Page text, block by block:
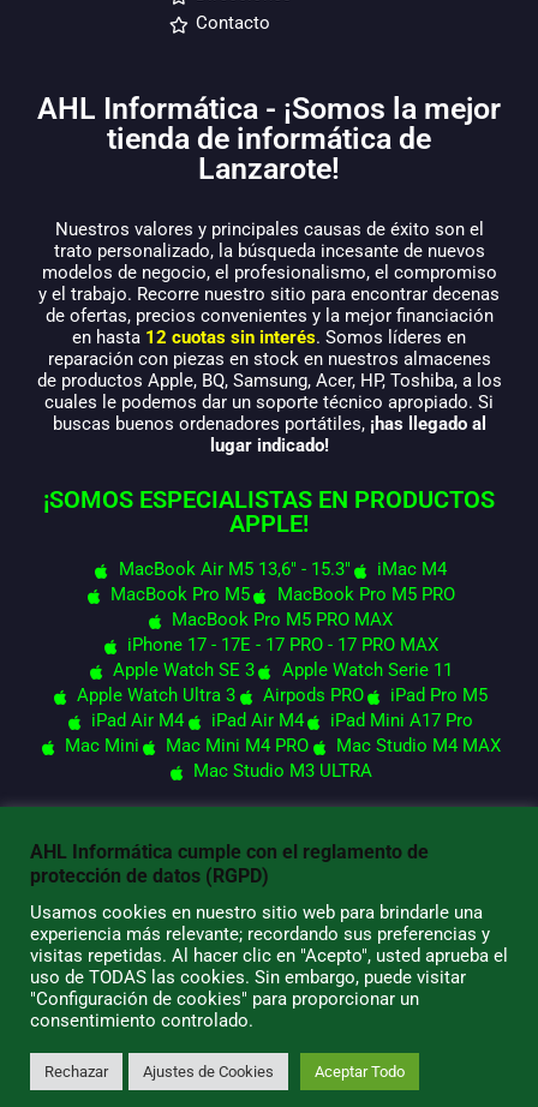
Contacto
AHL Informática - ¡Somos la mejor
tienda de informática de
Lanzarote!
Nuestros valores y principales causas de éxito son el
trato personalizado, la búsqueda incesante de nuevos
modelos de negocio, el profesionalismo, el compromiso
y el trabajo. Recorre nuestro sitio para encontrar decenas
de ofertas, precios convenientes y la mejor financiación
en hasta 12 cuotas sin interés. Somos líderes en
reparación con piezas en stock en nuestros almacenes
de productos Apple, BQ, Samsung, Acer, HP, Toshiba, a los
cuales le podemos dar un soporte técnico apropiado. Si
buscas buenos ordenadores portátiles, ¡has llegado al
lugar indicado!
¡SOMOS ESPECIALISTAS EN PRODUCTOS
APPLE!
MacBook Air M5 13,6" - 15.3"
iMac M4
MacBook Pro M5
MacBook Pro M5 PRO
MacBook Pro M5 PRO MAX
iPhone 17 - 17E - 17 PRO - 17 PRO MAX
Apple Watch SE 3
Apple Watch Serie 11
Apple Watch Ultra 3
Airpods PRO
iPad Pro M5
iPad Air M4
iPad Air M4
iPad Mini A17 Pro
Mac Mini
Mac Mini M4 PRO
Mac Studio M4 MAX
Mac Studio M3 ULTRA
© 2026 AHL Informática
AHL Informática cumple con el reglamento de
protección de datos (RGPD)
Usamos cookies en nuestro sitio web para brindarle una
experiencia más relevante; recordando sus preferencias y
visitas repetidas. Al hacer clic en "Acepto", usted aprueba el
uso de TODAS las cookies. Sin embargo, puede visitar
"Configuración de cookies" para proporcionar un
consentimiento controlado.
Rechazar Ajustes de Cookies Aceptar Todo